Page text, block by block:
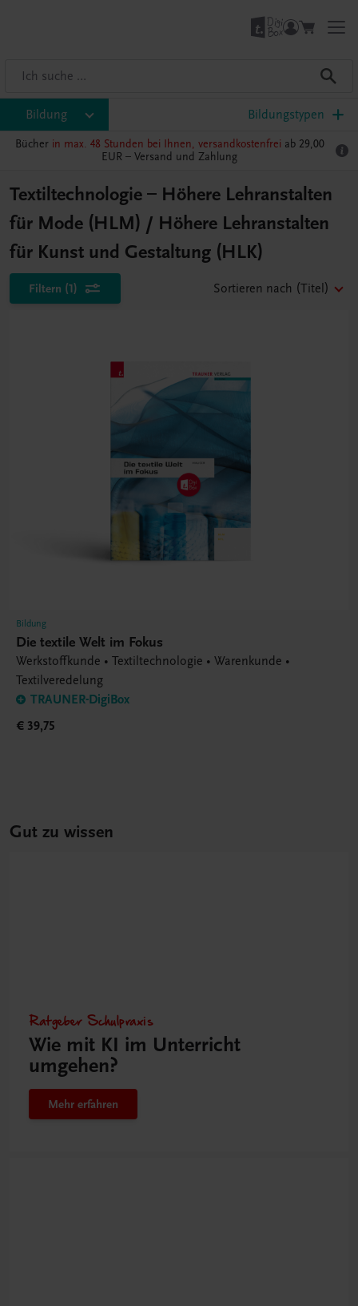
Bildung Bildungstypen
Bücher in max. 48 Stunden bei Ihnen, versandkostenfrei ab 29,00
EUR – Versand und Zahlung
Textiltechnologie – Höhere Lehranstalten
für Mode (HLM) / Höhere Lehranstalten
für Kunst und Gestaltung (HLK)
Filtern (1) Sortieren nach (Titel)
Bildung
Die textile Welt im Fokus
Werkstoffkunde • Textiltechnologie • Warenkunde •
Textilveredelung
TRAUNER-DigiBox
€ 39,75
Gut zu wissen
Ratgeber Schulpraxis
Wie mit KI im Unterricht
umgehen?
Mehr erfahren